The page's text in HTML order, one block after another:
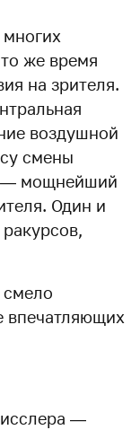
же время
на зрителя.
воздушной
смены
— мощнейший
Один и
смело
впечатляющих
—